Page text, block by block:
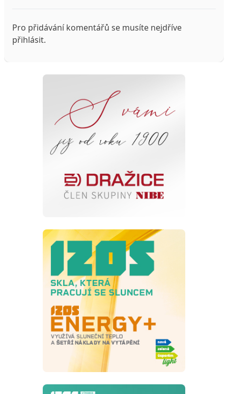
Pro přidávání komentářů se musíte nejdříve
přihlásit.